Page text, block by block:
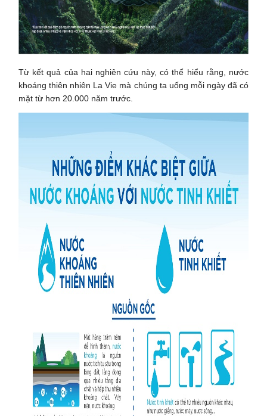
Từ kết quả của hai nghiên cứu này, có thể hiểu rằng, nước
khoáng thiên nhiên La Vie mà chúng ta uống mỗi ngày đã có
mặt từ hơn 20.000 năm trước.